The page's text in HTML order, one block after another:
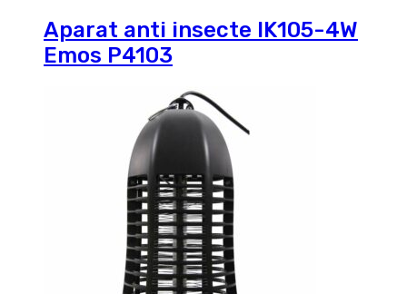
Aparat anti insecte IK105-4W
Emos P4103